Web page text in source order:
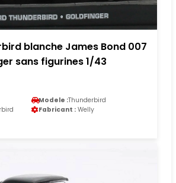
blanche James Bond 007
sans figurines 1/43
Modele :Thunderbird
Fabricant : Welly